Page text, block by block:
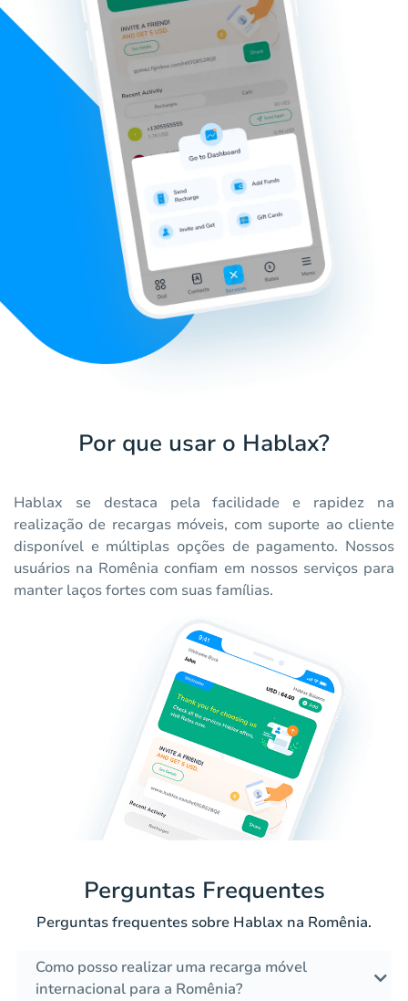
Por que usar o Hablax?
Hablax se destaca pela facilidade e rapidez na
realização de recargas móveis, com suporte ao cliente
disponível e múltiplas opções de pagamento. Nossos
usuários na Romênia confiam em nossos serviços para
manter laços fortes com suas famílias.
Perguntas Frequentes
Perguntas frequentes sobre Hablax na Romênia.
Como posso realizar uma recarga móvel
internacional para a Romênia?